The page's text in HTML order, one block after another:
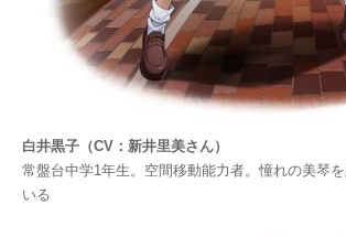
白井黒子（CV：新井里美さん）
常盤台中学1年生。空間移動能力者。憧れの美琴
いる